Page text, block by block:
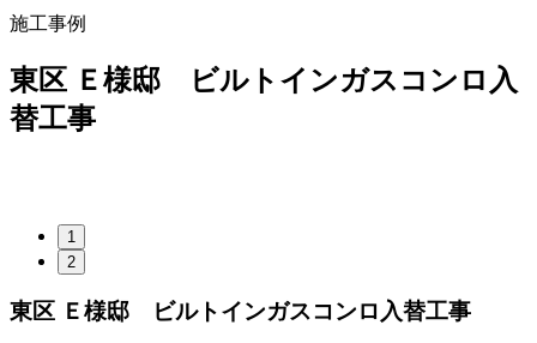
施工事例
東区 Ｅ様邸 ビルトインガスコンロ入
替工事
1
2
東区 Ｅ様邸 ビルトインガスコンロ入替工事